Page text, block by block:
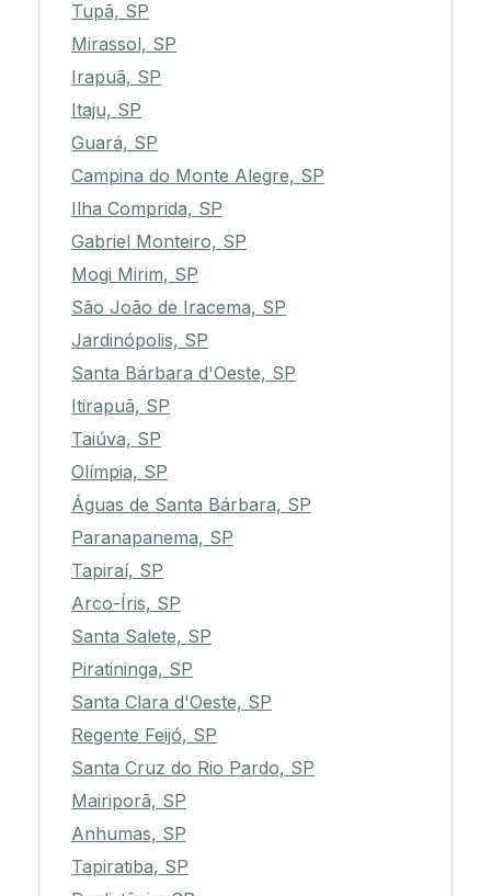
Tupã, SP
Mirassol, SP
Irapuã, SP
Itaju, SP
Guará, SP
Campina do Monte Alegre, SP
Ilha Comprida, SP
Gabriel Monteiro, SP
Mogi Mirim, SP
São João de Iracema, SP
Jardinópolis, SP
Santa Bárbara d'Oeste, SP
Itirapuã, SP
Taiúva, SP
Olímpia, SP
Águas de Santa Bárbara, SP
Paranapanema, SP
Tapiraí, SP
Arco-Íris, SP
Santa Salete, SP
Piratininga, SP
Santa Clara d'Oeste, SP
Regente Feijó, SP
Santa Cruz do Rio Pardo, SP
Mairiporã, SP
Anhumas, SP
Tapiratiba, SP